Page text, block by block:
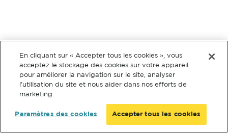
En cliquant sur « Accepter tous les cookies », vous
acceptez le stockage des cookies sur votre appareil
pour améliorer la navigation sur le site, analyser
l’utilisation du site et nous aider dans nos efforts de
marketing.
Paramètres des cookies Accepter tous les cookies